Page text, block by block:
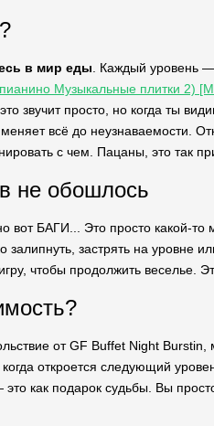
в мир еды . Каждый уровень
пианино Музыкальные плитки 2)
звучит просто, но когда ты
всё до неузнаваемости.
с чем. Пацаны, это так
не обошлось
вот БАГИ... Это просто какой-
застрять на уровне
чтобы продолжить веселье.
от GF Buffet Night
откроется следующий
как подарок судьбы. Вы